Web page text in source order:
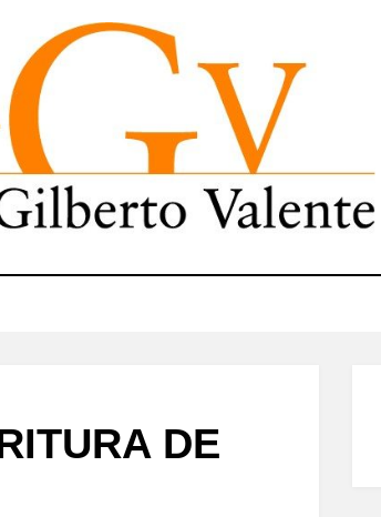
DE